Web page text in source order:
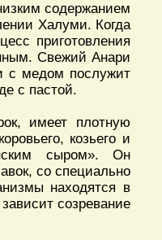
содержанием
Халуми. Когда
приготовления
Свежий Анари
с медом послужит
с пастой.
имеет плотную
козьего и
сыром». Он
со специально
находятся в
созревание